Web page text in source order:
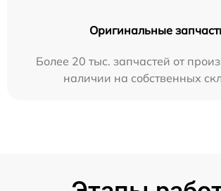
Оригинальные
Более 20 тыс. запчастей от
наличии на собственных